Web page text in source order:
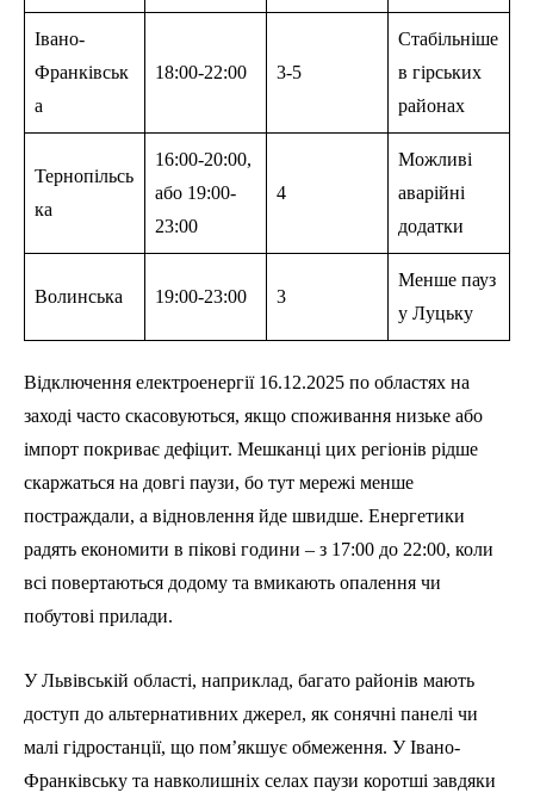
Івано-
Франківськ
а
18:00-22:00 3-5
Стабільніше
в гірських
районах
Тернопільсь
ка
16:00-20:00,
або 19:00-
23:00
4
Можливі
аварійні
додатки
Волинська 19:00-23:00 3
Менше пауз
у Луцьку
Відключення електроенергії 16.12.2025 по областях на
заході часто скасовуються, якщо споживання низьке або
імпорт покриває дефіцит. Мешканці цих регіонів рідше
скаржаться на довгі паузи, бо тут мережі менше
постраждали, а відновлення йде швидше. Енергетики
радять економити в пікові години – з 17:00 до 22:00, коли
всі повертаються додому та вмикають опалення чи
побутові прилади.
У Львівській області, наприклад, багато районів мають
доступ до альтернативних джерел, як сонячні панелі чи
малі гідростанції, що пом’якшує обмеження. У Івано-
Франківську та навколишніх селах паузи коротші завдяки